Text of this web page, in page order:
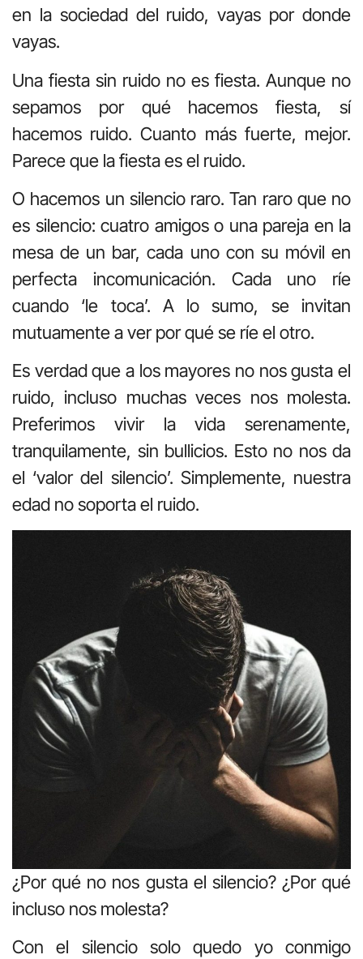
en la sociedad del ruido, vayas por donde
vayas.
Una fiesta sin ruido no es fiesta. Aunque no
sepamos por qué hacemos fiesta, sí
hacemos ruido. Cuanto más fuerte, mejor.
Parece que la fiesta es el ruido.
O hacemos un silencio raro. Tan raro que no
es silencio: cuatro amigos o una pareja en la
mesa de un bar, cada uno con su móvil en
perfecta incomunicación. Cada uno ríe
cuando ‘le toca’. A lo sumo, se invitan
mutuamente a ver por qué se ríe el otro.
Es verdad que a los mayores no nos gusta el
ruido, incluso muchas veces nos molesta.
Preferimos vivir la vida serenamente,
tranquilamente, sin bullicios. Esto no nos da
el ‘valor del silencio’. Simplemente, nuestra
edad no soporta el ruido.
¿Por qué no nos gusta el silencio? ¿Por qué
incluso nos molesta?
Con el silencio solo quedo yo conmigo